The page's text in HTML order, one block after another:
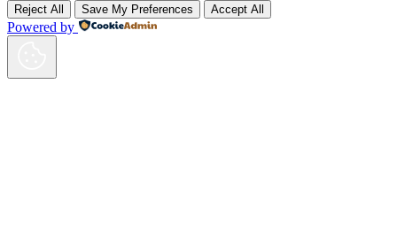
Reject All Save My Preferences Accept All
Powered by